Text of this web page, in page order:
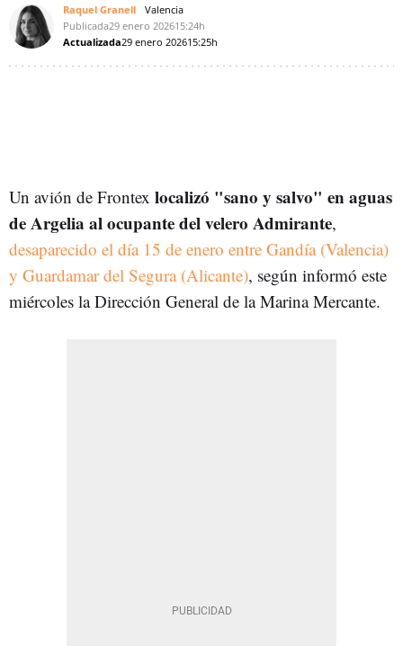
Raquel Granell
Valencia
Publicada29 enero 202615:24h
Actualizada29 enero 202615:25h
Un avión de Frontex localizó "sano y salvo" en aguas
de Argelia al ocupante del velero Admirante,
desaparecido el día 15 de enero entre Gandía (Valencia)
y Guardamar del Segura (Alicante), según informó este
miércoles la Dirección General de la Marina Mercante.